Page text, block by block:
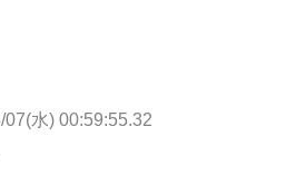
07(水) 00:59:55.32